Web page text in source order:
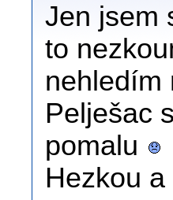
Jen jsem
to
nehledím
Pelješac
pomalu
Hezkou